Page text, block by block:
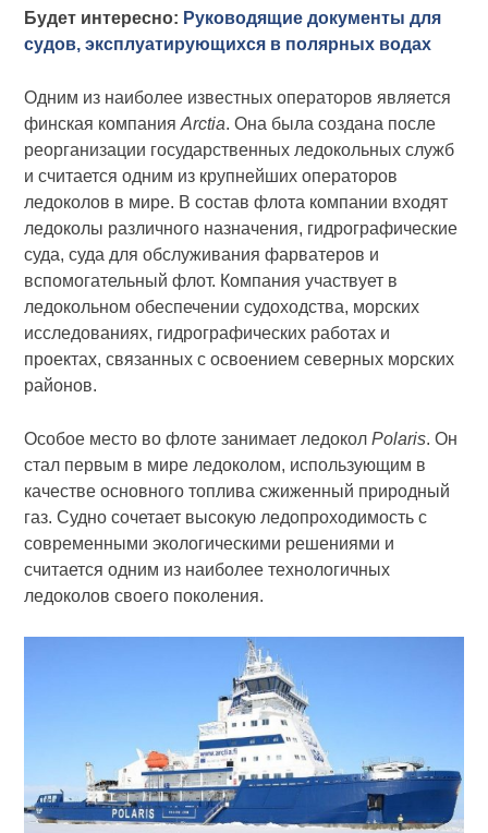
Будет интересно: Руководящие документы для
судов, эксплуатирующихся в полярных водах
Одним из наиболее известных операторов является
финская компанияArctia. Она была создана после
реорганизации государственных ледокольных служб
и считается одним из крупнейших операторов
ледоколов в мире. В состав флота компании входят
ледоколы различного назначения, гидрографические
суда, суда для обслуживания фарватеров и
вспомогательный флот. Компания участвует в
ледокольном обеспечении судоходства, морских
исследованиях, гидрографических работах и
проектах, связанных с освоением северных морских
районов.
Особое место во флоте занимает ледоколPolaris. Он
стал первым в мире ледоколом, использующим в
качестве основного топлива сжиженный природный
газ. Судно сочетает высокую ледопроходимость с
современными экологическими решениями и
считается одним из наиболее технологичных
ледоколов своего поколения.